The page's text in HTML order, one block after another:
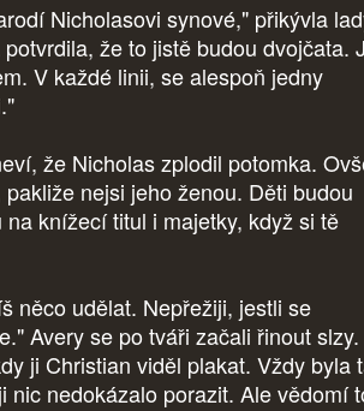
Nicholasovi synové," přikývla
že to jistě budou dvojčata.
V každé linii, se alespoň jedny
že Nicholas zplodil potomka.
nejsi jeho ženou. Děti budou
knížecí titul i majetky, když si tě
něco udělat. Nepřežiji, jestli se
Avery se po tváři začali řinout
ji Christian viděl plakat. Vždy byla
nic nedokázalo porazit. Ale vědomí